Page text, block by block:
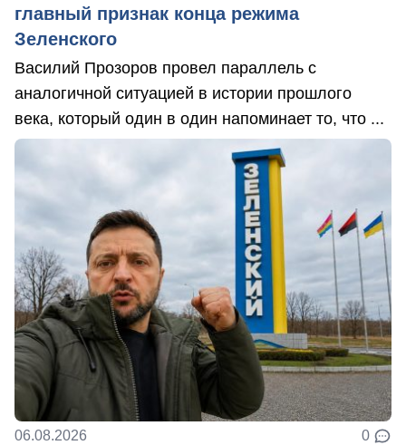
главный признак конца режима
Зеленского
Василий Прозоров провел параллель с
аналогичной ситуацией в истории прошлого
века, который один в один напоминает то, что ...
06.08.2026 0